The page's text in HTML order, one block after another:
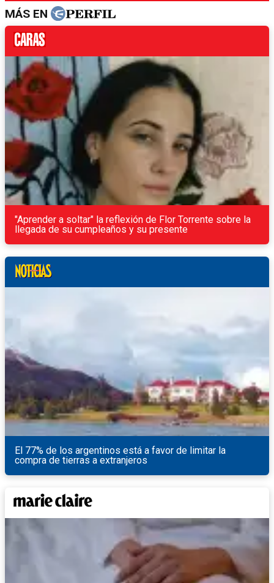
MÁS EN
"Aprender a soltar" la reflexión de Flor Torrente sobre la
llegada de su cumpleaños y su presente
El 77% de los argentinos está a favor de limitar la
compra de tierras a extranjeros